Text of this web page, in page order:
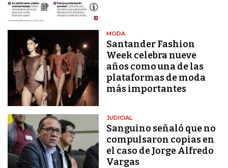
MODA
Santander Fashion
Week celebra nueve
años como una de las
plataformas de moda
más importantes
JUDICIAL
Sanguino señaló que no
compulsaron copias en
el caso de Jorge Alfredo
Vargas